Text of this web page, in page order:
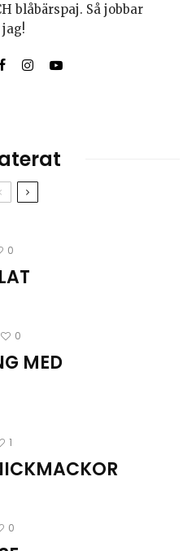
blåbärspaj. Så jobbar
jag!
0
0
MED
1
0